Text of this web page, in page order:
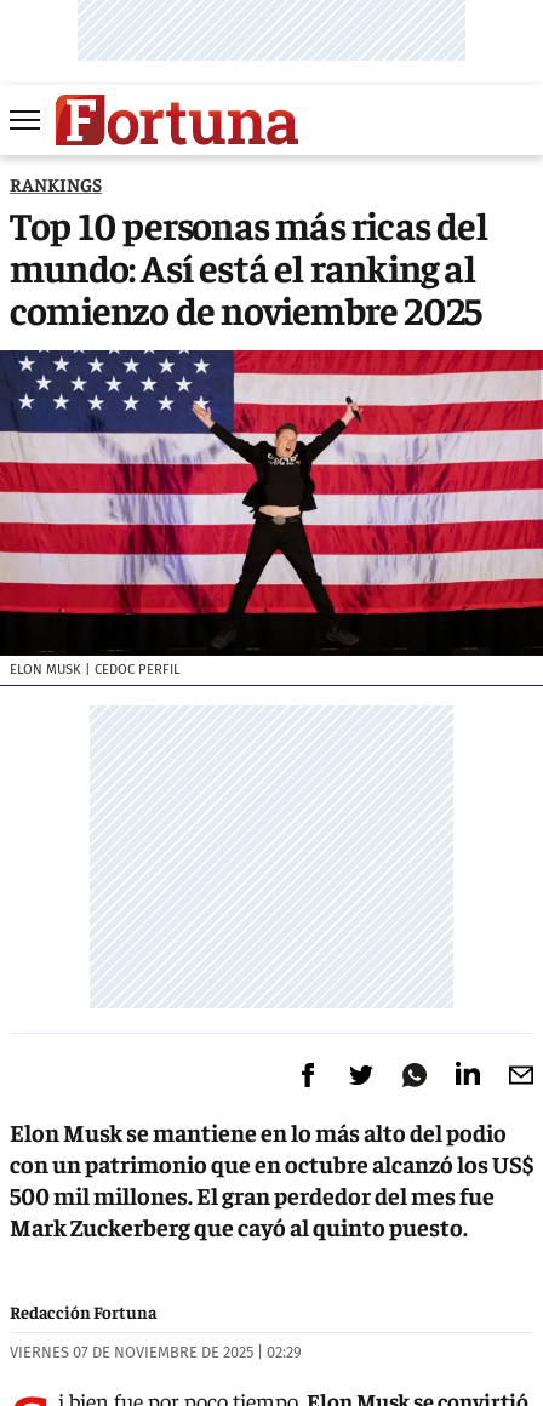
RANKINGS
Top 10 personas más ricas del
mundo: Así está el ranking al
comienzo de noviembre 2025
ELON MUSK | CEDOC PERFIL
Elon Musk se mantiene en lo más alto del podio
con un patrimonio que en octubre alcanzó los US$
500 mil millones. El gran perdedor del mes fue
Mark Zuckerberg que cayó al quinto puesto.
Redacción Fortuna
VIERNES 07 DE NOVIEMBRE DE 2025 | 02:29